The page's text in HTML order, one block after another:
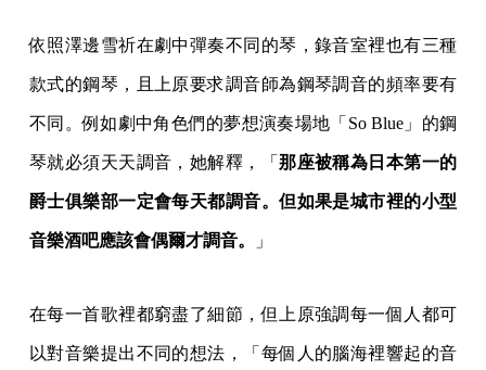
依照澤邊雪祈在劇中彈奏不同的琴，錄音室裡也有三種
款式的鋼琴，且上原要求調音師為鋼琴調音的頻率要有
不同。例如劇中角色們的夢想演奏場地「So Blue」的鋼
琴就必須天天調音，她解釋，「那座被稱為日本第一的
爵士俱樂部一定會每天都調音。但如果是城市裡的小型
音樂酒吧應該會偶爾才調音。 」
在每一首歌裡都窮盡了細節，但上原強調每一個人都可
以對音樂提出不同的想法，「每個人的腦海裡響起的音